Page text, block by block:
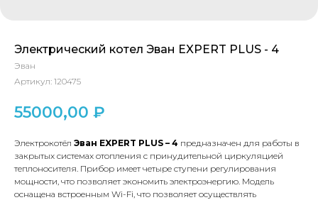
Электрический котел Эван EXPERT PLUS - 4
Эван
Артикул: 120475
55000,00 ₽
Электрокотёл Эван EXPERT PLUS – 4 предназначен для работы в
закрытых системах отопления с принудительной циркуляцией
теплоносителя. Прибор имеет четыре ступени регулирования
мощности, что позволяет экономить электроэнергию. Модель
оснащена встроенным Wi-Fi, что позволяет осуществлять